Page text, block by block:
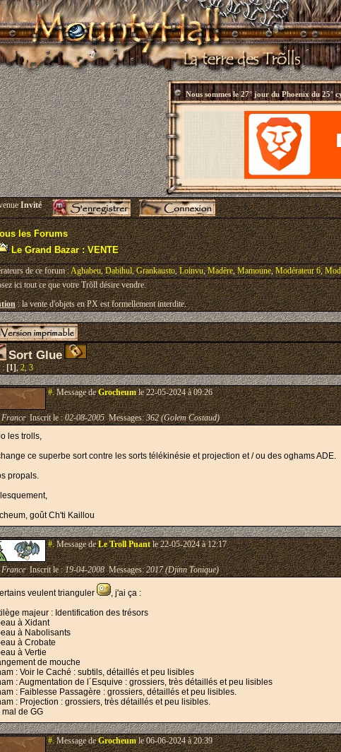
Nous sommes le27° jour du Phoenix du 25°
Invité
les Forums
Le Grand Bazar : VENTE
de ce forum :Aghabeu,Dabihul,Grankausto,Loinvu,Madère,Mamoune,Modérateur 6,
ici tout ce que votre Trõll désire vendre.
: la vente d'objets en PX est formellement interdite.
Sort Glue
:[1],2,3
#.Message deGrocheumle 22-05-2024 à 09:26
FranceInscrit le :02-08-2005Messages:362 (Golem Costaud)
les trolls,
ce superbe sort contre les sorts télékinésie et projection et / ou des oghams ADE.
propals.
goût Ch'ti Kaillou
#.Message deLe Troll Puantle 22-05-2024 à 12:17
FranceInscrit le :19-04-2008Messages:2017 (Djinn Tonique)
veulent trianguler
, j'ai ça :
majeur : Identification des trésors
à Xidant
à Nabolisants
à Crobate
à Vertie
de mouche
: Voir le Caché : subtils, détaillés et peu lisibles
: Augmentation de l´Esquive : grossiers, très détaillés et peu lisibles
: Faiblesse Passagère : grossiers, détaillés et peu lisibles.
: Projection : grossiers, très détaillés et peu lisibles.
mal de GG
#.Message deGrocheumle 06-06-2024 à 20:39